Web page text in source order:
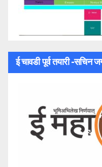
ई चावडी पूर्व तयारी -सचिन